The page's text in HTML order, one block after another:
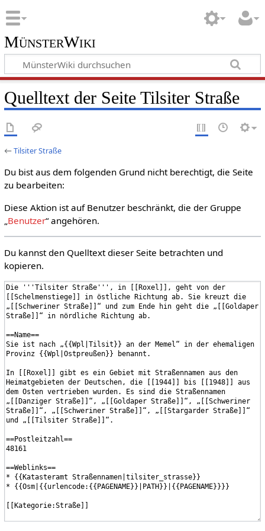
MünsterWiki
Quelltext der Seite Tilsiter Straße
←Tilsiter Straße
Du bist aus dem folgenden Grund nicht berechtigt, die Seite
zu bearbeiten:
Diese Aktion ist auf Benutzer beschränkt, die der Gruppe
Benutzer“ angehören.
Du kannst den Quelltext dieser Seite betrachten und
kopieren.